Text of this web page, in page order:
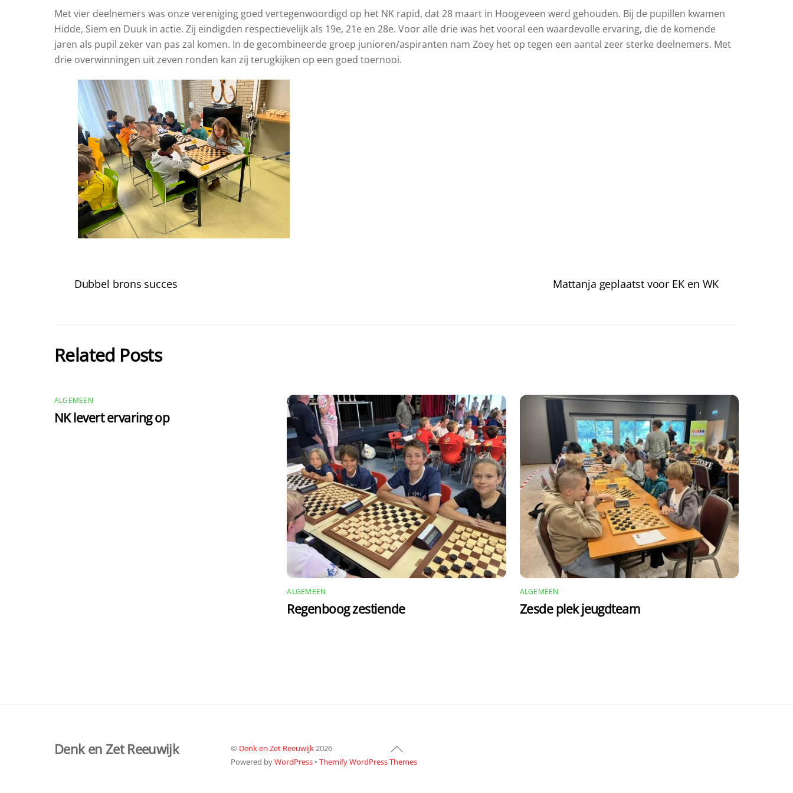
Met vier deelnemers was onze vereniging goed vertegenwoordigd op het NK rapid, dat 28 maart in Hoogeveen werd gehouden. Bij de pupillen kwamen
Hidde, Siem en Duuk in actie. Zij eindigden respectievelijk als 19e, 21e en 28e. Voor alle drie was het vooral een waardevolle ervaring, die de komende
jaren als pupil zeker van pas zal komen. In de gecombineerde groep junioren/aspiranten nam Zoey het op tegen een aantal zeer sterke deelnemers. Met
drie overwinningen uit zeven ronden kan zij terugkijken op een goed toernooi.
Dubbel brons succes Mattanja geplaatst voor EK en WK
Related Posts
ALGEMEEN
NK levert ervaring op
ALGEMEEN
Regenboog zestiende
ALGEMEEN
Zesde plek jeugdteam
Back
To
Denk en Zet Reeuwijk © Denk en Zet Reeuwijk2026
Powered byWordPress •Themify WordPress Themes